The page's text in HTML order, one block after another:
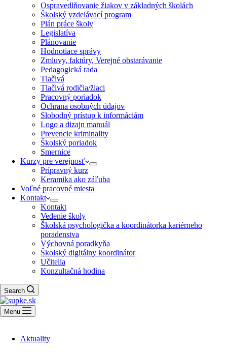
Ospravedlňovanie žiakov v základných školách
Školský vzdelávací program
Plán práce školy
Legislatíva
Plánovanie
Hodnotiace správy
Zmluvy, faktúry, Verejné obstarávanie
Pedagogická rada
Tlačivá
Tlačivá rodičia/žiaci
Pracovný poriadok
Ochrana osobných údajov
Slobodný prístup k informáciám
Logo a dizajn manuál
Prevencie kriminality
Školský poriadok
Smernice
Kurzy pre verejnosť
Prípravný kurz
Keramika ako záľuba
Voľné pracovné miesta
Kontakt
Kontakt
Vedenie školy
Školská psychologička a koordinátorka kariérneho
poradenstva
Výchovná poradkyňa
Školský digitálny koordinátor
Učitelia
Konzultačná hodina
Search
Menu
Aktuality